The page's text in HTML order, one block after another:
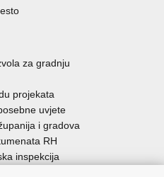
za gradnju
projekata
uvjete
i gradova
RH
inspekcija